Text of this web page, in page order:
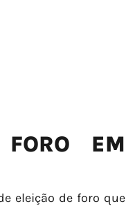
EM
eleição de foro que